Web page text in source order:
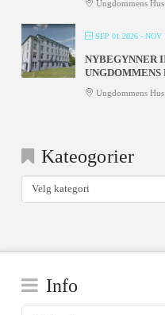
Ungdommens Hus
SEP 01 2026- NOV
NYBEGYNNER
UNGDOMMENS
Ungdommens Hus
Kateogorier
Kateogorier
Info